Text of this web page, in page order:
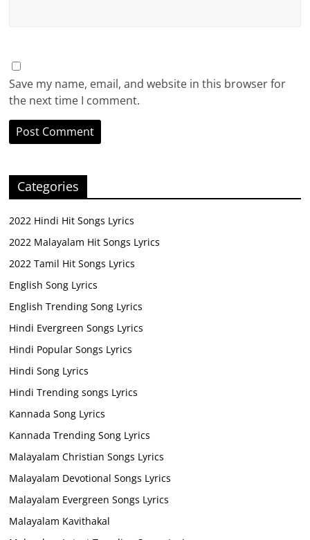
Save my name, email, and website in this browser for
the next time I comment.
Categories
2022 Hindi Hit Songs Lyrics
2022 Malayalam Hit Songs Lyrics
2022 Tamil Hit Songs Lyrics
English Song Lyrics
English Trending Song Lyrics
Hindi Evergreen Songs Lyrics
Hindi Popular Songs Lyrics
Hindi Song Lyrics
Hindi Trending songs Lyrics
Kannada Song Lyrics
Kannada Trending Song Lyrics
Malayalam Christian Songs Lyrics
Malayalam Devotional Songs Lyrics
Malayalam Evergreen Songs Lyrics
Malayalam Kavithakal